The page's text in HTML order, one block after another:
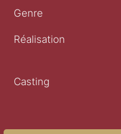
Genre
Réalisation
Casting